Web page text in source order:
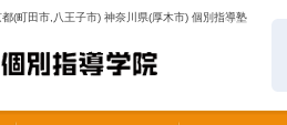
(町田市,八王子市) 神奈川県(厚木市) 個別指導塾